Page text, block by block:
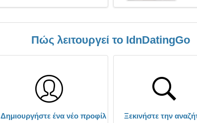
Πώς λειτουργεί το IdnDatingGo
Δημιουργήστε ένα νέο προφίλ Ξεκινήστε την